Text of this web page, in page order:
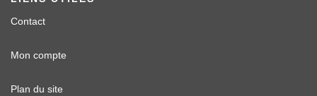
Contact
Mon compte
Plan du site